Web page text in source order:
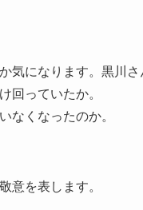
気になります。黒川
回っていたか。
なくなったのか。
意を表します。